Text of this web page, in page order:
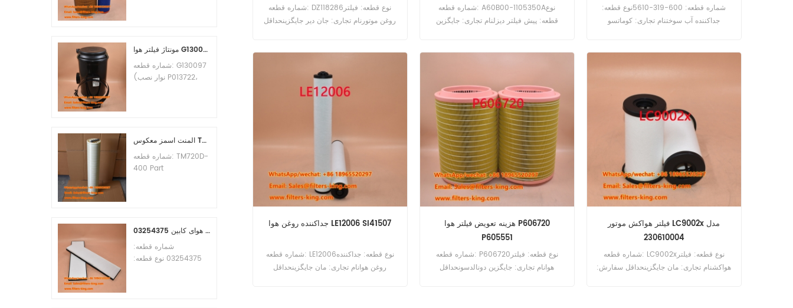
مونتاژ فیلتر هوا G130097 P537876 P5357877
شماره قطعه: G130097
(نوار نصب P013722،
دونالدسون حداقل
المنت اسمز معکوس TM720D-400 TM720D400
شماره قطعه: TM720D-
400 Part
MOQ:60pcs
مرجع متقابل فیلتر هوای کابین 03254375
شماره قطعه:
03254375 نوع قطعه:
شماره قطعه: DZ118286نوع قطعه: فیلتر
روغن موتورنام تجاری: جان دیر جایگزینحداقل
شماره قطعه: A60B00-1105350Aنوع
قطعه: پیش فیلتر دیزلنام تجاری: جایگزین
شماره قطعه: 600-319-5610نوع قطعه:
جداکننده آب سوختنام تجاری: کوماتسو
جداکننده روغن هوا LE12006 SI41507
شماره قطعه: LE12006نوع قطعه: جداکننده
روغن هوانام تجاری: مان جایگزینحداقل
هزینه تعویض فیلتر هوا P606720
P605551
شماره قطعه: P606720نوع قطعه: فیلتر
هوانام تجاری: جایگزین دونالدسونحداقل
فیلتر هواکش موتور LC9002x مدل
230610004
شماره قطعه: LC9002xنوع قطعه: فیلتر
هواکشنام تجاری: مان جایگزینحداقل سفارش: